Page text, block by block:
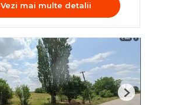
Vezi mai multe detalii
Next